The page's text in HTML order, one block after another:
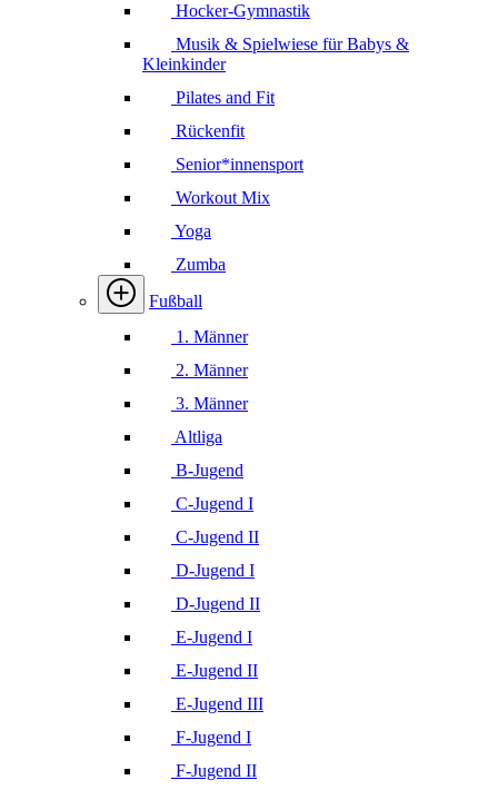
Hocker-Gymnastik
Musik & Spielwiese für Babys &
Kleinkinder
Pilates and Fit
Rückenfit
Senior*innensport
Workout Mix
Yoga
Zumba
Fußball
1. Männer
2. Männer
3. Männer
Altliga
B-Jugend
C-Jugend I
C-Jugend II
D-Jugend I
D-Jugend II
E-Jugend I
E-Jugend II
E-Jugend III
F-Jugend I
F-Jugend II